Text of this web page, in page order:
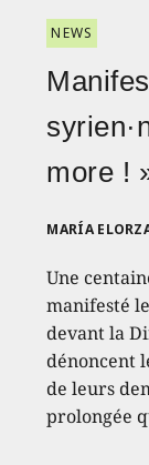
NEWS
more !
MARÍA
Une
manifesté
devant la
dénoncent
de leurs
prolongée